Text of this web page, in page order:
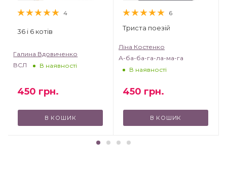
4
36 і 6 котів
Галина Вдовиченко
ВСЛ
В наявності
450 грн.
В КОШИК
6
Триста поезій
Ліна Костенко
А-ба-ба-га-ла-ма-га
В наявності
450 грн.
В КОШИК